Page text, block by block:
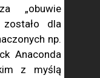
„obuwie
dla
np.
Anaconda
z myślą